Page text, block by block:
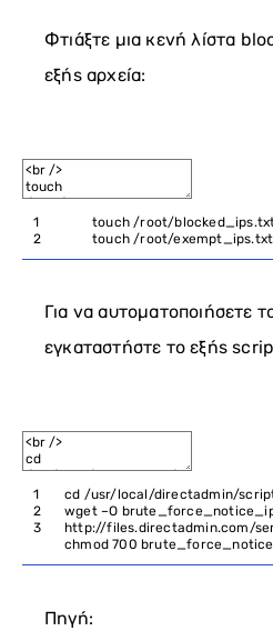
Φτιάξτε μια κενή λίστα
εξής αρχεία:
1
2
touch /root/blocked_ips.
touch /root/exempt_ips.txt
Για να αυτοματοποιήσετε
εγκαταστήστε το εξής
1
2
3
cd /usr/local/directadmin/
wget –O
http://files.directadmin.com/
chmod 700
Πηγή: